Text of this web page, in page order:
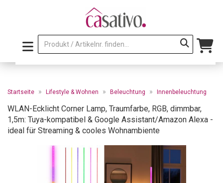
Startseite » Lifestyle & Wohnen » Beleuchtung » Innenbeleuchtung
WLAN-Ecklicht Corner Lamp, Traumfarbe, RGB, dimmbar,
1,5m: Tuya-kompatibel & Google Assistant/Amazon Alexa -
ideal für Streaming & cooles Wohnambiente